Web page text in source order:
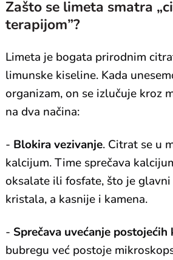
Zašto se limeta smatra
terapijom”?
Limeta je bogata prirodnim
limunske kiseline. Kada
organizam, on se izlučuje kroz
na dva načina:
- Blokira vezivanje. Citrat se u
kalcijum. Time sprečava
oksalate ili fosfate, što je
kristala, a kasnije i kamena.
- Sprečava uvećanje postojećih
bubregu već postoje